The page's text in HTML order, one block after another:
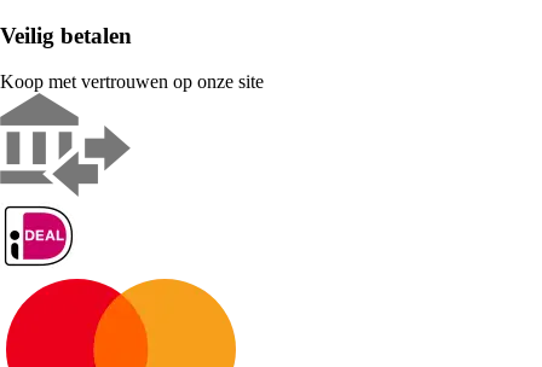
Veilig betalen
Koop met vertrouwen op onze site